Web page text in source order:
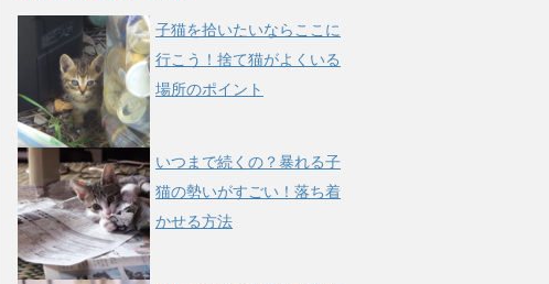
子猫を拾いたいならここに
行こう！捨て猫がよくいる
場所のポイント
いつまで続くの？暴れる子
猫の勢いがすごい！落ち着
かせる方法